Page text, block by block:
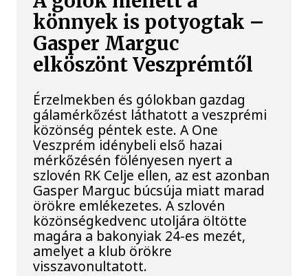
könnyek is potyogtak –
Gasper Marguc
elköszönt Veszprémtől
Érzelmekben és gólokban gazdag
gálamérkőzést láthatott a veszprémi
közönség péntek este. A One
Veszprém idénybeli első hazai
mérkőzésén fölényesen nyert a
szlovén RK Celje ellen, az est azonban
Gasper Marguc búcsúja miatt marad
örökre emlékezetes. A szlovén
közönségkedvenc utoljára öltötte
magára a bakonyiak 24-es mezét,
amelyet a klub örökre
visszavonultatott.